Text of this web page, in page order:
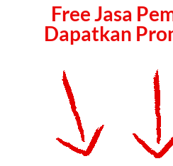
Free Jasa
Dapatkan